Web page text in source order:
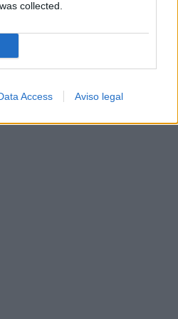
collected.
Access Aviso legal